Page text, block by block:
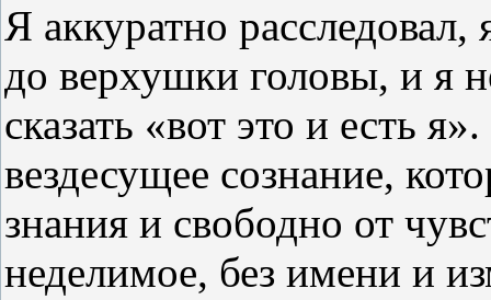
Я аккуратно
до верхушки головы, и я
сказать «вот это и есть
вездесущее сознание,
знания и свободно от
неделимое, без имени и